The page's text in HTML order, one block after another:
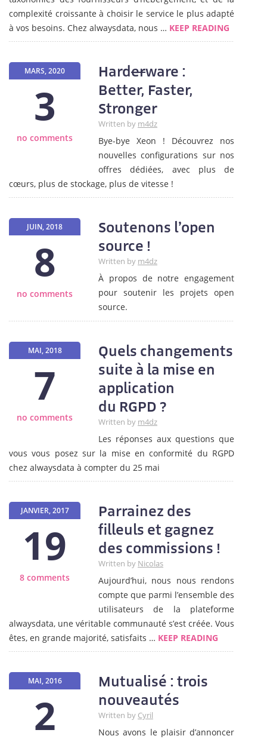
complexité croissante à choisir le service le plus adapté
à vos besoins. Chez alwaysdata, nous … KEEP READING
MARS, 2020
3
no comments
Harderware :
Better, Faster,
Stronger
Written by m4dz
Bye-bye Xeon ! Découvrez nos
nouvelles configurations sur nos
offres dédiées, avec plus de
cœurs, plus de stockage, plus de vitesse !
JUIN, 2018
8
no comments
Soutenons l’open
source !
Written by m4dz
À propos de notre engagement
pour soutenir les projets open
source.
MAI, 2018
7
no comments
Quels changements
suite à la mise en
application
du RGPD ?
Written by m4dz
Les réponses aux questions que
vous vous posez sur la mise en conformité du RGPD
chez alwaysdata à compter du 25 mai
JANVIER, 2017
19
8 comments
Parrainez des
filleuls et gagnez
des commissions !
Written by Nicolas
Aujourd’hui, nous nous rendons
compte que parmi l’ensemble des
utilisateurs de la plateforme
alwaysdata, une véritable communauté s’est créée. Vous
êtes, en grande majorité, satisfaits … KEEP READING
MAI, 2016
2
Mutualisé : trois
nouveautés
Written by Cyril
Nous avons le plaisir d’annoncer